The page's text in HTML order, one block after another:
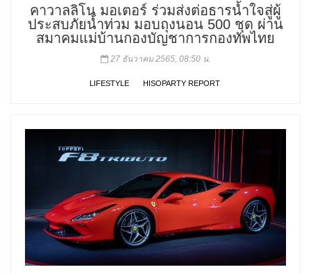
คาวาลลิโน มอเตอร์ ร่วมส่งต่อธารน้ำใจสู่ผู้
ประสบภัยน้ำท่วม มอบถุงนอน 500 ชุด ผ่าน
สมาคมแม่บ้านกองบัญชาการกองทัพไทย
27 ธันวาคม 2565, 08:50 น.
LIFESTYLE HISOPARTY REPORT